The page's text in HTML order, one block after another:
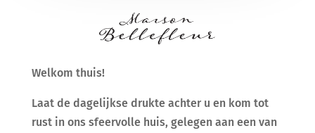
Welkom thuis!
Laat de dagelijkse drukte achter u en kom tot
rust in ons sfeervolle huis, gelegen aan een van